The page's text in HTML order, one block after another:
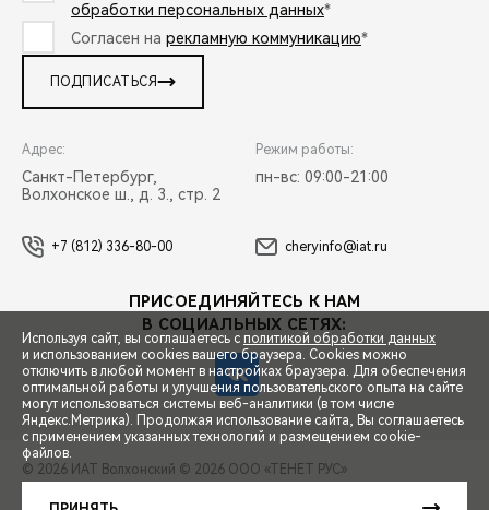
СПЕЦПРЕДЛОЖЕНИЯ
ЗАПИСЬ НА ТЕСТ-ДРАЙВ
обработки персональных данных*
Согласен на рекламную коммуникацию*
ПОДПИСАТЬСЯ
Адрес:
Санкт-Петербург,
Волхонское ш., д. 3., стр. 2
Режим работы:
пн-вс: 09:00-21:00
+7 (812) 336-80-00 cheryinfo@iat.ru
ПРИСОЕДИНЯЙТЕСЬ К НАМ
В СОЦИАЛЬНЫХ СЕТЯХ:
© 2026 ИАТ Волхонский © 2026 ООО «ТЕНЕТ РУС»
Используя сайт, вы соглашаетесь с политикой обработки данных
и использованием cookies вашего браузера. Cookies можно
отключить в любой момент в настройках браузера. Для обеспечения
оптимальной работы и улучшения пользовательского опыта на сайте
могут использоваться системы веб-аналитики (в том числе
Яндекс.Метрика). Продолжая использование сайта, Вы соглашаетесь
с применением указанных технологий и размещением cookie-
файлов.